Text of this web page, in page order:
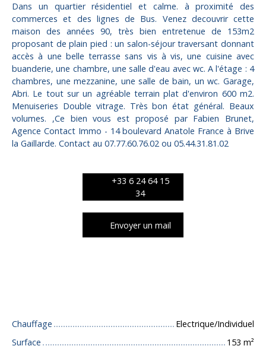
Dans un quartier résidentiel et calme. à proximité des
commerces et des lignes de Bus. Venez decouvrir cette
maison des années 90, très bien entretenue de 153m2
proposant de plain pied : un salon-séjour traversant donnant
accès à une belle terrasse sans vis à vis, une cuisine avec
buanderie, une chambre, une salle d'eau avec wc. A l'étage : 4
chambres, une mezzanine, une salle de bain, un wc. Garage,
Abri. Le tout sur un agréable terrain plat d'environ 600 m2.
Menuiseries Double vitrage. Très bon état général. Beaux
volumes. ,Ce bien vous est proposé par Fabien Brunet,
Agence Contact Immo - 14 boulevard Anatole France à Brive
la Gaillarde. Contact au 07.77.60.76.02 ou 05.44.31.81.02
+33 6 24 64 15
34
Envoyer un mail
Chauffage
Electrique/Individuel
Surface
153 m²